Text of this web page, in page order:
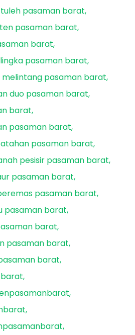
pasaman barat
pasaman barat
barat
pasaman barat
pasaman barat
duo pasaman barat
barat
pasaman barat
pasaman barat
pesisir pasaman barat
pasaman barat
pasaman barat
pasaman barat
barat
pasaman barat
barat